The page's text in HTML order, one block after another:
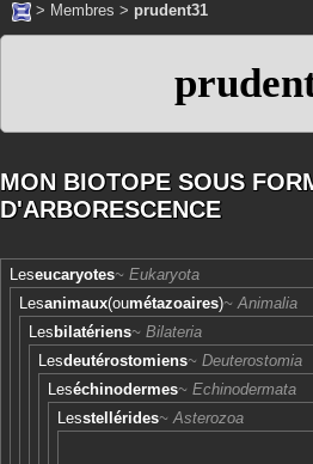
> Membres > prudent31
MON BIOTOPE SOUS
D'ARBORESCENCE
Leseucaryotes
Eukaryota
Lesanimaux(oumétazoaires)
Animalia
Les bilatériens
Bilateria
Lesdeutérostomiens
Deuterostomia
Leséchinodermes
Echinodermata
Lesstellérides Asterozoa